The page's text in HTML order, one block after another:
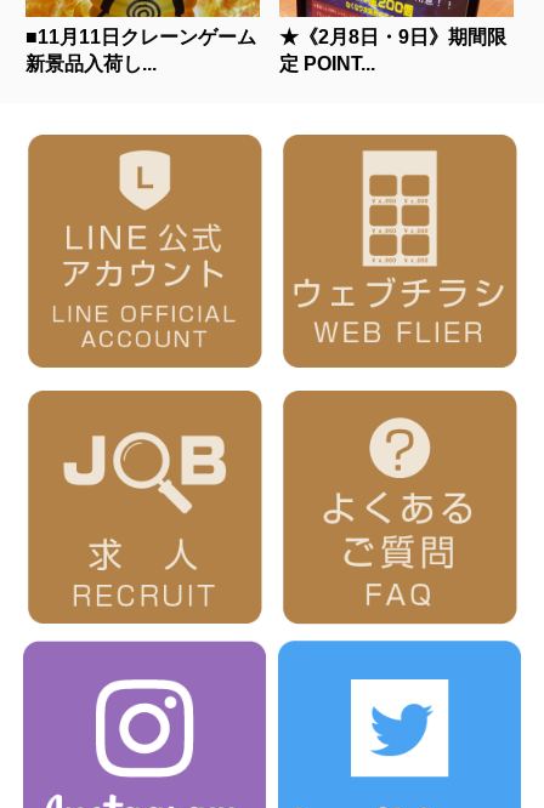
■11月11日クレーンゲーム
新景品入荷し...
★《2月8日・9日》期間限
定 POINT...